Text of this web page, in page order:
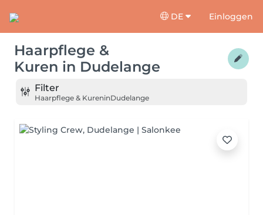
DE Einloggen
Haarpflege &
Kuren in Dudelange
Filter
Haarpflege & KureninDudelange